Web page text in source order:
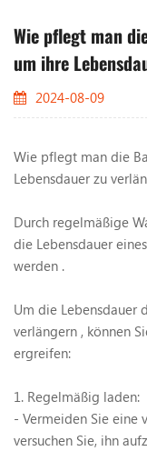
Wie pflegt man
um ihre
2024-08-09
Wie pflegt man die
Lebensdauer zu
Durch regelmäßige
die Lebensdauer eines
werden .
Um die Lebensdauer
verlängern , können
ergreifen:
1. Regelmäßig laden:
- Vermeiden Sie eine
versuchen Sie, ihn